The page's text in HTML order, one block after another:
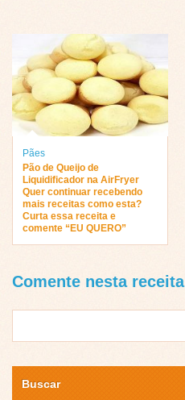
Pães
Pão de Queijo de
Liquidificador na AirFryer
Quer continuar recebendo
mais receitas como esta?
Curta essa receita e
comente “EU QUERO”
Comente nesta receita
Buscar